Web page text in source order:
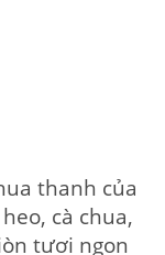
thanh của
cà chua,
tươi ngon